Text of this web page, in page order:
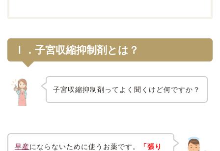
Ⅰ．子宮収縮抑制剤とは？
子宮収縮抑制剤ってよく聞くけど何ですか？
早産にならないために使うお薬です。
「張り